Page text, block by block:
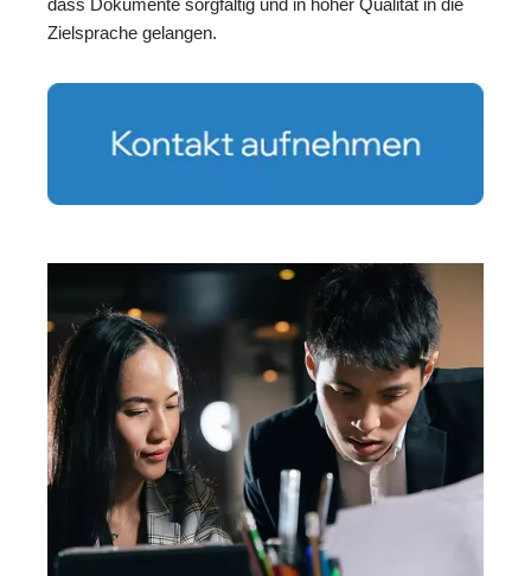
Zielsprache gelangen.